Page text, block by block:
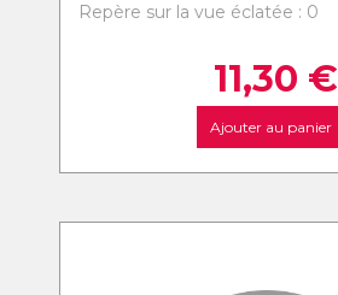
Repère sur la vue éclatée : 0
11,30 €
Ajouter au panier